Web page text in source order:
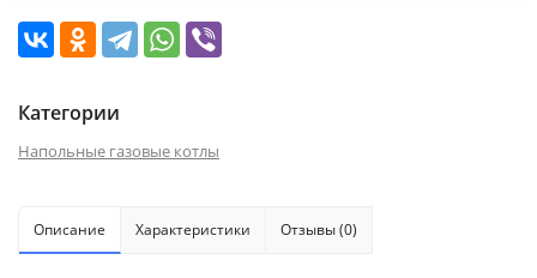
Категории
Напольные газовые котлы
Описание Характеристики Отзывы (0)